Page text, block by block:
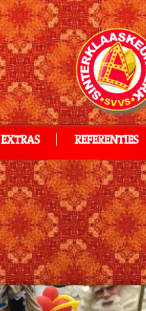
EXTRAS REFERENTIES